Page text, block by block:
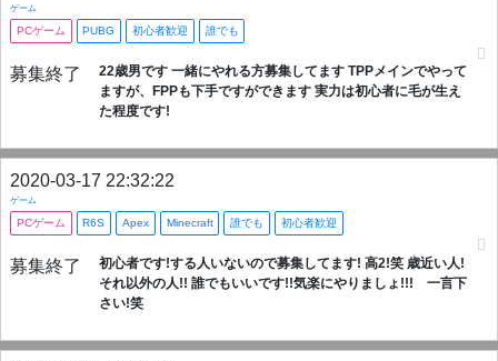
ゲーム
PCゲーム PUBG 初心者歓迎 誰でも
募集終了
22歳男です 一緒にやれる方募集してます TPPメインでやって
ますが、FPPも下手ですができます 実力は初心者に毛が生え
た程度です!
2020-03-17 22:32:22
ゲーム
PCゲーム R6S Apex Minecraft 誰でも 初心者歓迎
募集終了
初心者です!する人いないので募集してます! 高2!笑 歳近い人!
それ以外の人!! 誰でもいいです!!気楽にやりましょ!!! 一言下
さい!笑